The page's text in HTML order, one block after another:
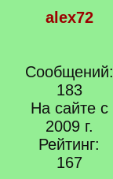
alex72
Сообщений:
183
На сайте с
2009 г.
Рейтинг:
167